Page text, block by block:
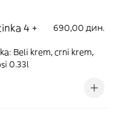
4 +
690,00 дин.
0.33l